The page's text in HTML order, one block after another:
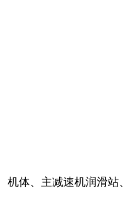
体、主减速机润滑站